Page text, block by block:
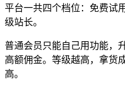
平台一共四个档位：免费试
级站长。
普通会员只能自己用功能，
高额佣金。等级越高，拿货
高。